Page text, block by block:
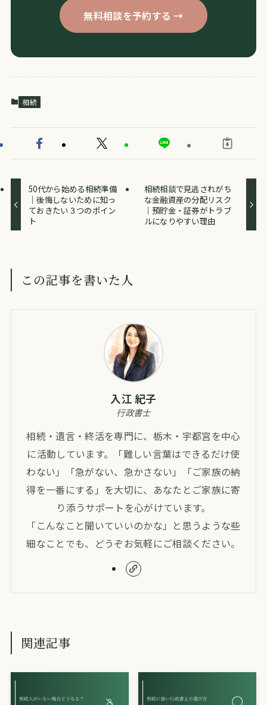
無料相談を予約する →
相続
50代から始める相続準備
｜後悔しないために知っ
ておきたい３つのポイン
ト
相続相談で見逃されがち
な金融資産の分配リスク
｜預貯金・証券がトラブ
ルになりやすい理由
この記事を書いた人
入江 紀子
行政書士
相続・遺言・終活を専門に、栃木・宇都宮を中心
に活動しています。「難しい言葉はできるだけ使
わない」「急がない、急かさない」「ご家族の納
得を一番にする」を大切に、あなたとご家族に寄
り添うサポートを心がけています。
「こんなこと聞いていいのかな」と思うような些
細なことでも、どうぞお気軽にご相談ください。
関連記事